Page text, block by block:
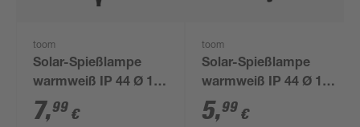
toom
Solar-Spießlampe
warmweiß IP 44 Ø 15
x 44 cm
7,99 €
toom
Solar-Spießlampe
warmweiß IP 44 Ø 10
x 39 cm
5,99 €